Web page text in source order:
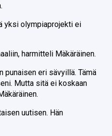
yksi olympiaprojekti ei
harmitteli Mäkäräinen.
punaisen eri sävyillä. Tämä
Mutta sitä ei koskaan
uutisen. Hän